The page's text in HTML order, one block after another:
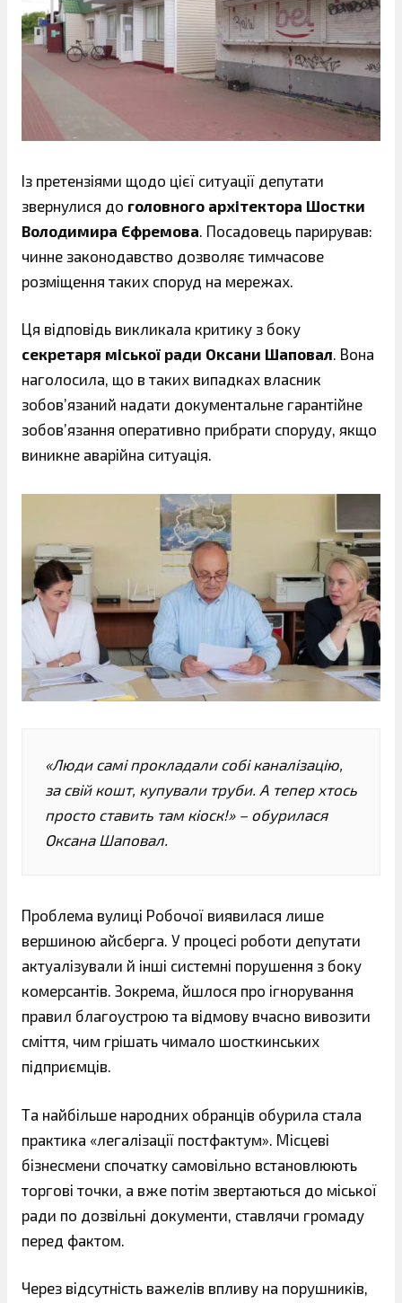
Із претензіями щодо цієї ситуації депутати
звернулися до головного архітектора Шостки
Володимира Єфремова . Посадовець парирував:
чинне законодавство дозволяє тимчасове
розміщення таких споруд на мережах.
Ця відповідь викликала критику з боку
секретаря міської ради Оксани Шаповал. Вона
наголосила, що в таких випадках власник
зобов’язаний надати документальне гарантійне
зобов’язання оперативно прибрати споруду, якщо
виникне аварійна ситуація.
«Люди самі прокладали собі каналізацію,
за свій кошт, купували труби. А тепер хтось
просто ставить там кіоск!» – обурилася
Оксана Шаповал.
Проблема вулиці Робочої виявилася лише
вершиною айсберга. У процесі роботи депутати
актуалізували й інші системні порушення з боку
комерсантів. Зокрема, йшлося про ігнорування
правил благоустрою та відмову вчасно вивозити
сміття, чим грішать чимало шосткинських
підприємців.
Та найбільше народних обранців обурила стала
практика «легалізації постфактум». Місцеві
бізнесмени спочатку самовільно встановлюють
торгові точки, а вже потім звертаються до міської
ради по дозвільні документи, ставлячи громаду
перед фактом.
Через відсутність важелів впливу на порушників,